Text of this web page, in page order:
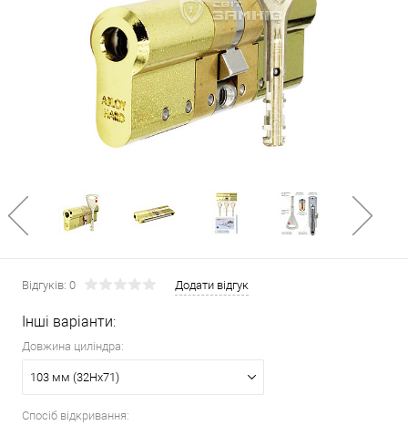
Відгуків: 0 Додати відгук
Інші варіанти:
Довжина циліндра:
103 мм (32Hx71)
Спосіб відкривання: